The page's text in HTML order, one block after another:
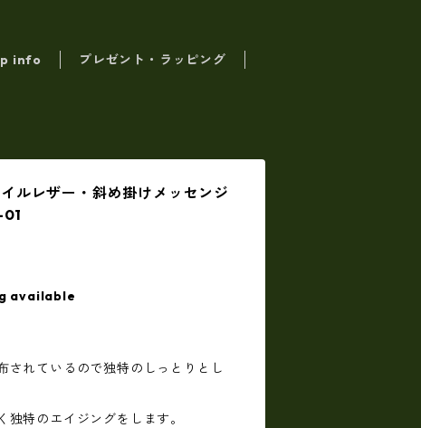
info
プレゼント・ラッピング
ルレザー・斜め掛けメッセンジ
available
されているので独特のしっとりとし
特のエイジングをします。